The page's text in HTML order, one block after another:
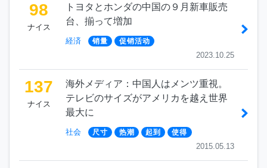
98
ナイス
トヨタとホンダの中国の９月新車販売
台、揃って増加
経済 销量 促销活动
2023.10.25
137
ナイス
海外メディア：中国人はメンツ重視。
テレビのサイズがアメリカを越え世界
最大に
社会 尺寸 热潮 起到 使得
2015.05.13